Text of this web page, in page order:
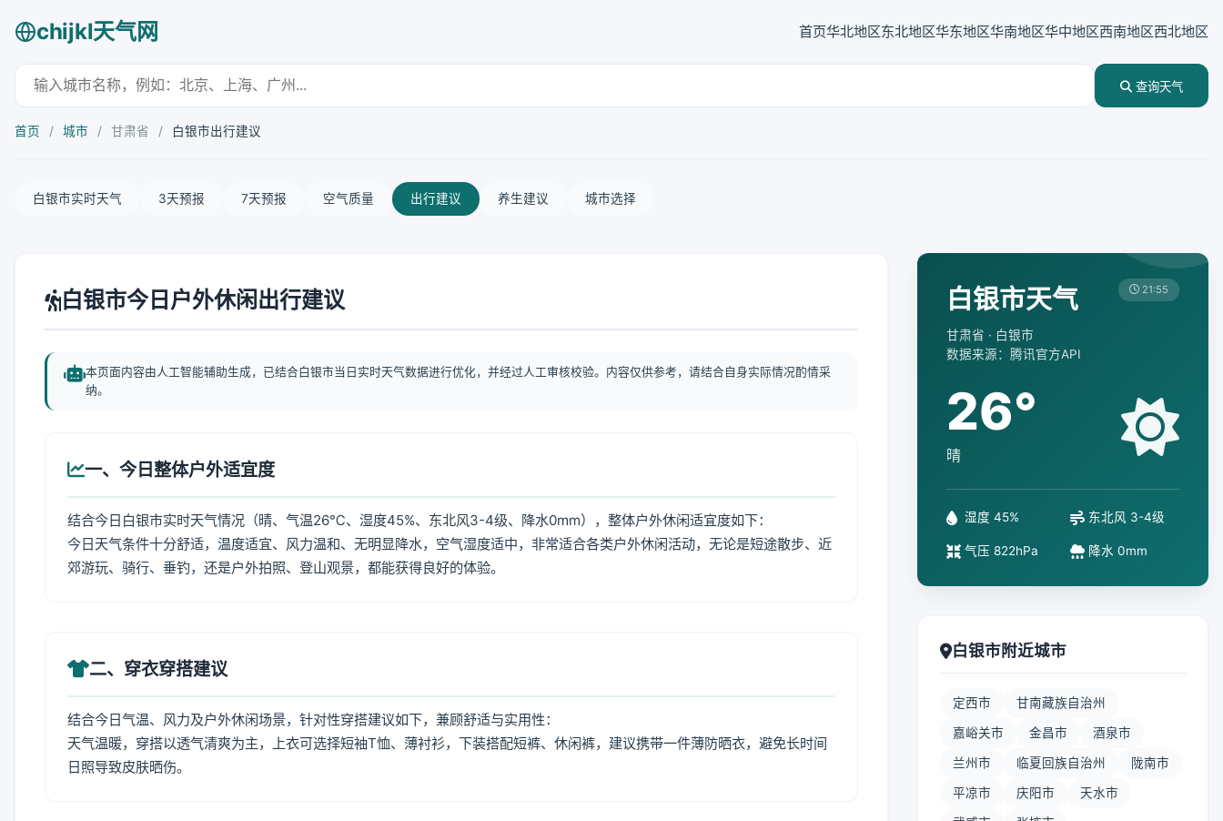
chijkl天气网 首页华北地区东北地区华东地区华南地区华中地区西南地区西北地区
查询天气
首页 / 城市 / 甘肃省 / 白银市出行建议
白银市实时天气 3天预报 7天预报 空气质量 出行建议 养生建议 城市选择
白银市今日户外休闲出行建议
本页面内容由人工智能辅助生成，已结合白银市当日实时天气数据进行优化，并经过人工审核校验。内容仅供参考，请结合自身实际情况酌情采
纳。
一、今日整体户外适宜度
结合今日白银市实时天气情况（晴、气温26℃、湿度45%、东北风3-4级、降水0mm），整体户外休闲适宜度如下：
今日天气条件十分舒适，温度适宜、风力温和、无明显降水，空气湿度适中，非常适合各类户外休闲活动，无论是短途散步、近
郊游玩、骑行、垂钓，还是户外拍照、登山观景，都能获得良好的体验。
二、穿衣穿搭建议
结合今日气温、风力及户外休闲场景，针对性穿搭建议如下，兼顾舒适与实用性：
天气温暖，穿搭以透气清爽为主，上衣可选择短袖T恤、薄衬衫，下装搭配短裤、休闲裤，建议携带一件薄防晒衣，避免长时间
日照导致皮肤晒伤。
白银市天气
甘肃省 · 白银市
数据来源：腾讯官方API
21:55
26°
晴
湿度 45% 东北风 3-4级
气压 822hPa 降水 0mm
白银市附近城市
定西市 甘南藏族自治州
嘉峪关市 金昌市 酒泉市
兰州市 临夏回族自治州 陇南市
平凉市 庆阳市 天水市